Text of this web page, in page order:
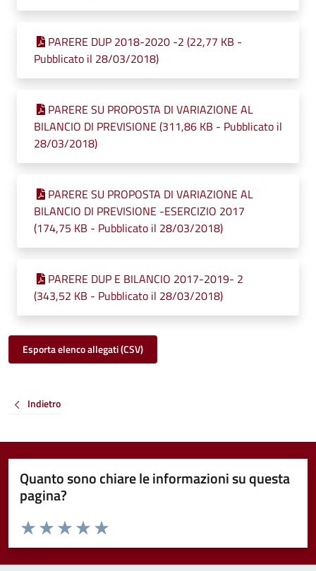
PARERE DUP 2018-2020 -2 (22,77 KB -
Pubblicato il 28/03/2018)
PARERE SU PROPOSTA DI VARIAZIONE AL
BILANCIO DI PREVISIONE (311,86 KB - Pubblicato il
28/03/2018)
PARERE SU PROPOSTA DI VARIAZIONE AL
BILANCIO DI PREVISIONE -ESERCIZIO 2017
(174,75 KB - Pubblicato il 28/03/2018)
PARERE DUP E BILANCIO 2017-2019- 2
(343,52 KB - Pubblicato il 28/03/2018)
Esporta elenco allegati (CSV)
Indietro
Quanto sono chiare le informazioni su questa
pagina?
Valuta da 1 a 5 stelle la pagina
Valuta 5 stelle su 5
Valuta 4 stelle su 5
Valuta 3 stelle su 5
Valuta 2 stelle su 5
Valuta 1 stelle su 5